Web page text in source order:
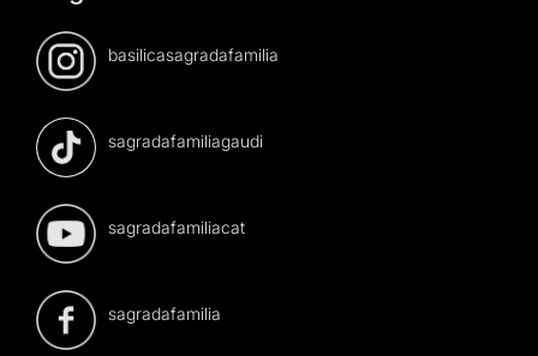
basilicasagradafamilia
sagradafamiliagaudi
sagradafamiliacat
sagradafamilia